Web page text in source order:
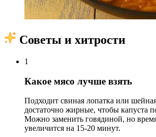
Советы и хитрости
1
Какое мясо лучше взять
Подходит свиная лопатка или
достаточно жирные, чтобы капуста
Можно заменить говядиной, но
увеличится на 15-20 минут.